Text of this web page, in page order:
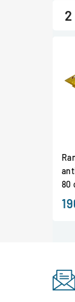
80